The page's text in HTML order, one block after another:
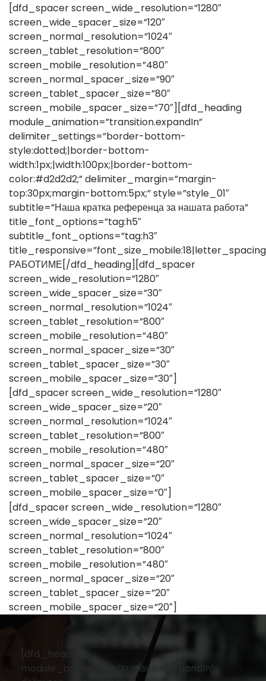
[dfd_spacer screen_wide_resolution=”1280″
screen_wide_spacer_size=”120″
screen_normal_resolution=”1024″
screen_tablet_resolution=”800″
screen_mobile_resolution=”480″
screen_normal_spacer_size=”90″
screen_tablet_spacer_size=”80″
screen_mobile_spacer_size=”70″][dfd_heading
module_animation=”transition.expandIn”
delimiter_settings=”border-bottom-
style:dotted;|border-bottom-
width:1px;|width:100px;|border-bottom-
color:#d2d2d2;” delimiter_margin=”margin-
top:30px;margin-bottom:5px;” style=”style_01″
subtitle=”Наша кратка референца за нашата работа”
title_font_options=”tag:h5″
subtitle_font_options=”tag:h3″
РАБОТИМЕ[/dfd_heading][dfd_spacer
screen_wide_resolution=”1280″
screen_wide_spacer_size=”30″
screen_normal_resolution=”1024″
screen_tablet_resolution=”800″
screen_mobile_resolution=”480″
screen_normal_spacer_size=”30″
screen_tablet_spacer_size=”30″
screen_mobile_spacer_size=”30″]
[dfd_spacer screen_wide_resolution=”1280″
screen_wide_spacer_size=”20″
screen_normal_resolution=”1024″
screen_tablet_resolution=”800″
screen_mobile_resolution=”480″
screen_normal_spacer_size=”20″
screen_tablet_spacer_size=”0″
screen_mobile_spacer_size=”0″]
[dfd_spacer screen_wide_resolution=”1280″
screen_wide_spacer_size=”20″
screen_normal_resolution=”1024″
screen_tablet_resolution=”800″
screen_mobile_resolution=”480″
screen_normal_spacer_size=”20″
screen_tablet_spacer_size=”20″
screen_mobile_spacer_size=”20″]
[dfd_heading
module_animation=”transition.expandIn”